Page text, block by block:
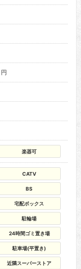
円
楽器可
CATV
BS
宅配ボックス
駐輪場
24時間ゴミ置き場
駐車場(平置き)
近隣スーパーストア